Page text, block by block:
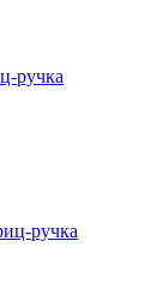
ручка
ручка